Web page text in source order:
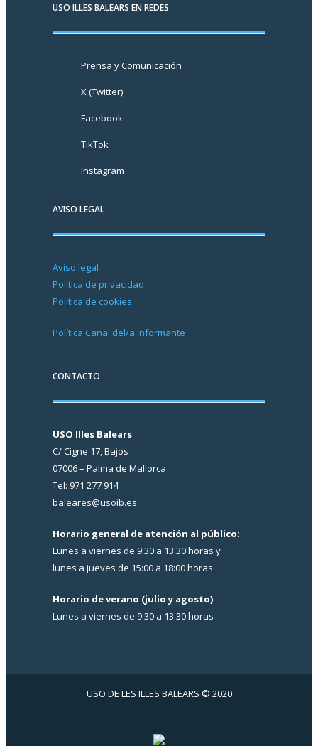
USO ILLES BALEARS EN REDES
Prensa y Comunicación
X (Twitter)
Facebook
TikTok
Instagram
AVISO LEGAL
Aviso legal
Política de privacidad
Política de cookies
Política Canal del/a Informante
CONTACTO
USO Illes Balears
C/ Cigne 17, Bajos
07006 – Palma de Mallorca
Tel: 971 277 914
baleares@usoib.es
Horario general de atención al público:
Lunes a viernes de 9:30 a 13:30 horas y
lunes a jueves de 15:00 a 18:00 horas
Horario de verano (julio y agosto)
Lunes a viernes de 9:30 a 13:30 horas
USO DE LES ILLES BALEARS © 2020